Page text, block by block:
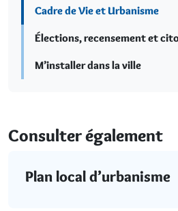
Cadre de Vie et Urbanisme
Élections, recensement et
M’installer dans la ville
Consulter également
Plan local d’urbanisme